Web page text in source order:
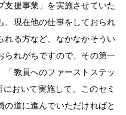
支援事業」を実施させていた
、現在他の仕事をしておられ
れる方など、なかなかそうい
られがちですので、その第一
「教員へのファーストステッ
おいて実施して、このセミ
道に進んでいただければと